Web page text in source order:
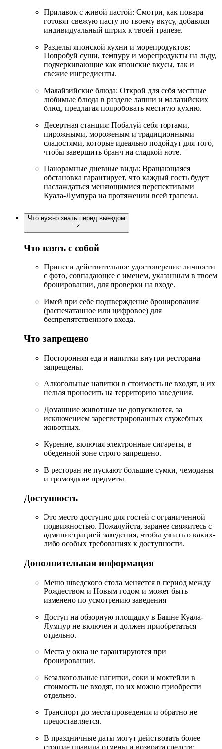
Прилавок с живой пастой: Смотри, как повара
готовят свежую пасту по твоему вкусу, добавляя
индивидуальный штрих к твоей трапезе.
Разделы японской кухни и морепродуктов:
Попробуй суши, темпуру и морепродукты на льду,
подчеркивающие как японские вкусы, так и
свежие ингредиенты.
Малайзийские блюда: Открой для себя местные
любимые блюда в разделе лапши и малазийских
блюд, предлагая попробовать местную кухню.
Десертная станция: Побалуй себя тортами,
пирожными, мороженым и традиционными
сладостями, которые идеально подойдут для того,
чтобы завершить бранч на сладкой ноте.
Панорамные дневные виды: Вращающаяся
обстановка гарантирует, что каждый гость будет
наслаждаться меняющимися перспективами
Куала-Лумпура на протяжении всей трапезы.
Что нужно знать перед выездом
Что взять с собой
Принеси действительное удостоверение личности
с фото, совпадающее с именем, указанным в твоем
бронировании, для проверки на входе.
Имей при себе подтверждение бронирования
(распечатанное или цифровое) для
беспрепятственного входа.
Что запрещено
Посторонняя еда и напитки внутри ресторана
запрещены.
Алкогольные напитки в стоимость не входят, и их
нельзя проносить на территорию заведения.
Домашние животные не допускаются, за
исключением зарегистрированных служебных
животных.
Курение, включая электронные сигареты, в
обеденной зоне строго запрещено.
В ресторан не пускают большие сумки, чемоданы
и громоздкие предметы.
Доступность
Это место доступно для гостей с ограниченной
подвижностью. Пожалуйста, заранее свяжитесь с
администрацией заведения, чтобы узнать о каких-
либо особых требованиях к доступности.
Дополнительная информация
Меню шведского стола меняется в период между
Рождеством и Новым годом и может быть
изменено по усмотрению заведения.
Доступ на обзорную площадку в Башне Куала-
Лумпур не включен и должен приобретаться
отдельно.
Места у окна не гарантируются при
бронировании.
Безалкогольные напитки, соки и моктейли в
стоимость не входят, но их можно приобрести
отдельно.
Транспорт до места проведения и обратно не
предоставляется.
В праздничные даты могут действовать более
строгие правила отмены и возврата средств;